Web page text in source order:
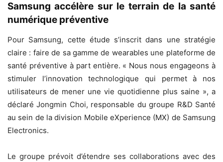
Samsung accélère sur le terrain de la santé
numérique préventive
Pour Samsung, cette étude s’inscrit dans une stratégie
claire : faire de sa gamme de wearables une plateforme de
santé préventive à part entière. « Nous nous engageons à
stimuler l’innovation technologique qui permet à nos
utilisateurs de mener une vie quotidienne plus saine », a
déclaré Jongmin Choi, responsable du groupe R&D Santé
au sein de la division Mobile eXperience (MX) de Samsung
Electronics.
Le groupe prévoit d’étendre ses collaborations avec des